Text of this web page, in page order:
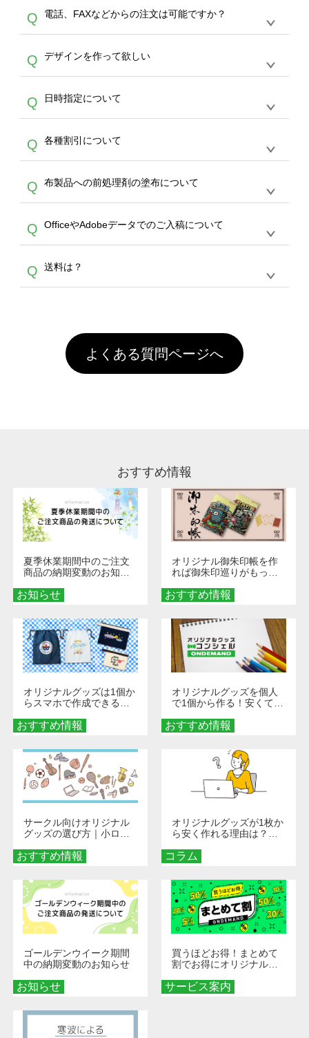
30枚以上やシルク印刷など、大口注文の場合
は、サポートが担当するエコバッグコンシェル
やタンブラーコンシェルをご利用ください。製
作する数量が多ければ多いほど、オンデマンド
サービスよりも低価格で製作することが可能で
す。
A
ドできるデータ形式は、JPG / PNG / AI / PSD /
PDF 形式になります。データの最大サイズ
写真などもアップロード可能です。使用できな
い画像はエラーになります。（※ Illustratorか
らの直接入稿には対応していません。AIで保存
し、デザインツールからアップロードして下さ
い）
Q 電話、FAXなどからの注文は可能ですか？
A
文のみ受け付けております。30個以上のご製
作をお考えの方は、サポートが担当するエコバ
スをご利用頂ければ、電話やFAX、メールなど
でご注文が可能です。
Q デザインを作って欲しい
A
を作って欲しい。などの場合は、製作数量が
30個以上であれば、サポート担当が、デザイ
バッグコンシェル
サー
ビスをご利用ください。(※ 30個以下の場合
は、デザインツールをご利用ください)
Q 日時指定について
A
ん。発送後18時以降に配送業者・伝票番号を
メールでお知らせいたしますので、直接配送業
者にご連絡いただき調整をお願い致します。
Q 各種割引について
A
カート内で自動的に割引(最大50%)が適用され
ます。 【付与ポイント】購入金額の1％が1ポ
イントとして付与され、次回ご注文時に1ポイ
ント＝1円としてお使いいただけます。ポイン
トは発送完了の翌日に付与され、次回ご注文時
からご利用頂けます。ポイントの有効期限は一
年間です。【会員ランク】過去10カ月のご注
文回数により会員ランク割引(最大5%)が適用
頂いても、ログインがされていなければ、ラン
クにカウントがされません。
Q 布製品への前処理剤の塗布について
A
意点（前処理剤）】カラー生地（Tシャツのホ
ワイト、トートバッグのナチュラル、ホワイト
といって、プリントを定着させるための処理剤
を塗布しており、短納期・低価格で商品をお届
害な性質で、水洗いで落とすことが可能です。
お手数ですが、お客様ご自身にて着用前に落と
していただけますようお願いいたします。※1
通常注文・直送機能でのご注文に関わらず、前
Q OfficeやAdobeデータでのご入稿について
A
ません。いずれのデータも該当デザインのみ画
像(JPEG,PNG,GIF,PDF)に変換、またはAdobe
Q 送料は？
引」などによるお値引きで4,000円未満になる
場合は送料がかかりますので、ご注意くださ
い。
よくある質問ページへ
おすすめ情報
お知らせ
夏季休業期間中のご注文
商品の納期変動のお知ら
おすすめ情報
オリジナル御朱印帳を作
れば御朱印巡りがもっと
ダーメイドする魅力と選
び方
おすすめ情報
オリジナルグッズは1個か
らスマホで作成できる！
くなる巾着＆ポーチ活用
術
おすすめ情報
オリジナルグッズを個人
で1個から作る！安くて簡
秘訣
おすすめ情報
サークル向けオリジナル
グッズの選び方｜小ロッ
める秘訣
コラム
オリジナルグッズが1枚か
ら安く作れる理由は？オ
とメリットを解説
お知らせ
ゴールデンウイーク期間
中の納期変動のお知らせ
サービス案内
買うほどお得！まとめて
割でお得にオリジナルグ